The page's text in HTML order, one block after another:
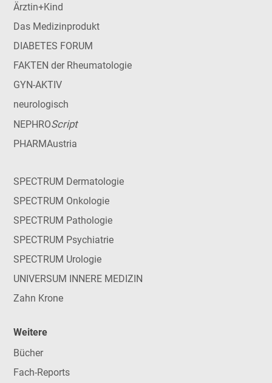
Ärztin+Kind
Das Medizinprodukt
DIABETES FORUM
FAKTEN der Rheumatologie
GYN-AKTIV
neurologisch
NEPHROScript
PHARMAustria
SPECTRUM Dermatologie
SPECTRUM Onkologie
SPECTRUM Pathologie
SPECTRUM Psychiatrie
SPECTRUM Urologie
UNIVERSUM INNERE MEDIZIN
Zahn Krone
Weitere
Bücher
Fach-Reports